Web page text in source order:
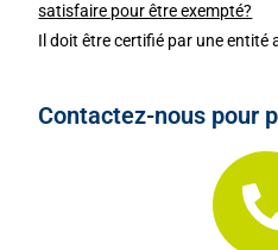
satisfaire pour être exempté?
Il doit être certifié par une entité
Contactez-nous pour